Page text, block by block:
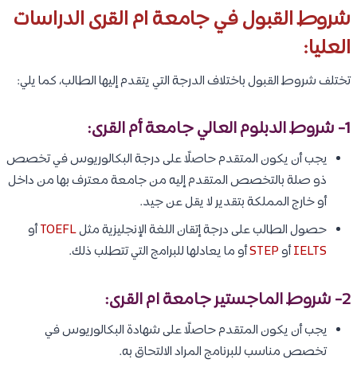
شروط القبول في جامعة ام القرى الدراسات
العليا:
تختلف شروط القبول باختلاف الدرجة التي يتقدم إليها الطالب، كما يلي:
1- شروط الدبلوم العالي جامعة أم القرى:
يجب أن يكون المتقدم حاصلًا على درجة البكالوريوس في تخصص
ذو صلة بالتخصص المتقدم إليه من جامعة معترف بها من داخل
أو خارج المملكة بتقدير لا يقل عن جيد.
حصول الطالب على درجة إتقان اللغة الإنجليزية مثلTOEFLأو
IELTSأوSTEPأو ما يعادلها للبرامج التي تتطلب ذلك.
2- شروط الماجستير جامعة ام القرى:
يجب أن يكون المتقدم حاصلًا على شهادة البكالوريوس في
تخصص مناسب للبرنامج المراد الالتحاق به.